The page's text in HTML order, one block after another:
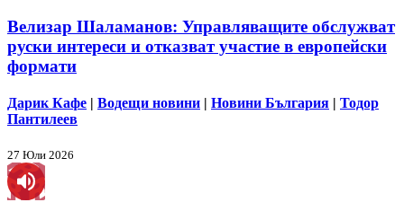
Велизар Шаламанов: Управляващите обслужват
руски интереси и отказват участие в европейски
формати
Дарик Кафе | Водещи новини | Новини България | Тодор
Пантилеев
27 Юли 2026